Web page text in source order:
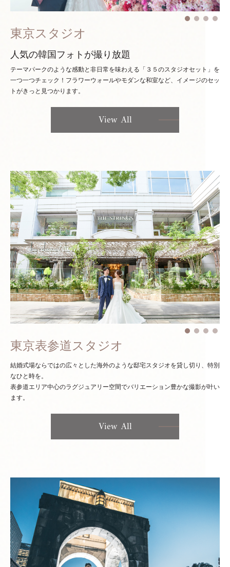
東京スタジオ
人気の韓国フォトが撮り放題
テーマパークのような感動と非日常を味わえる「３５のスタジオセット」を
一つ一つチェック！ フラワーウォールやモダンな和室など、イメージのセッ
トがきっと見つかります。
View All
東京表参道スタジオ
結婚式場ならではの広々とした海外のような邸宅スタジオを貸し切り、特別
なひと時を。
表参道エリア中心のラグジュアリー空間でバリエーション豊かな撮影が叶い
ます。
View All